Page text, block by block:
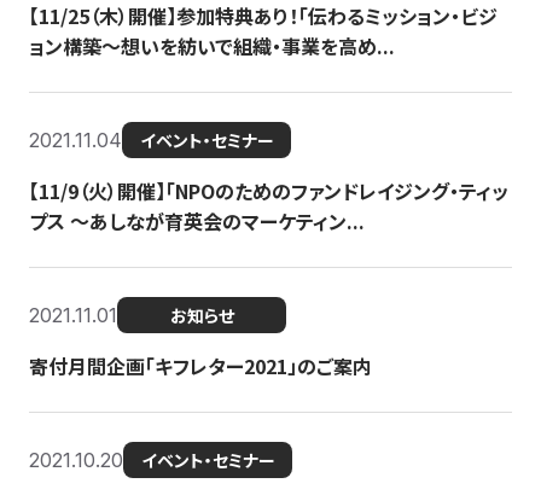
【11/25（木）開催】参加特典あり！「伝わるミッション・ビジ
ョン構築〜想いを紡いで組織・事業を高め...
2021.11.04 イベント・セミナー
【11/9（火）開催】「NPOのためのファンドレイジング・ティッ
プス 〜あしなが育英会のマーケティン...
2021.11.01 お知らせ
寄付月間企画「キフレター2021」のご案内
2021.10.20 イベント・セミナー